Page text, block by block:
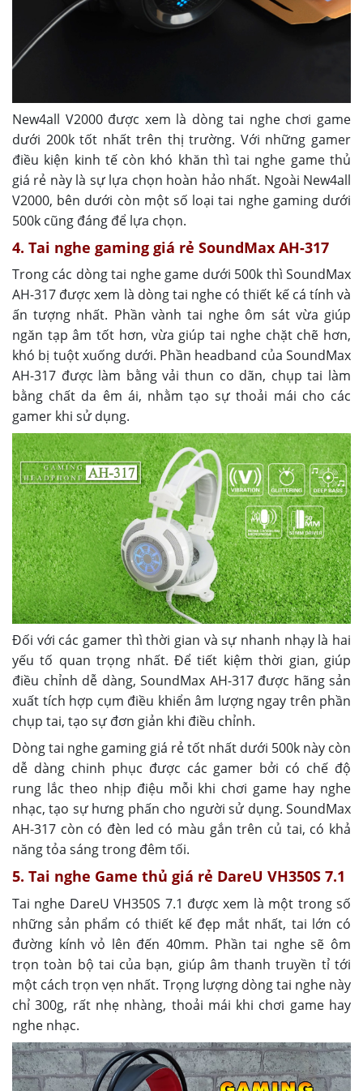
New4all V2000 được xem là dòng tai nghe chơi game
dưới 200k tốt nhất trên thị trường. Với những gamer
điều kiện kinh tế còn khó khăn thì tai nghe game thủ
giá rẻ này là sự lựa chọn hoàn hảo nhất. Ngoài New4all
V2000, bên dưới còn một số loại tai nghe gaming dưới
500k cũng đáng để lựa chọn.
4. Tai nghe gaming giá rẻ SoundMax AH-317
Trong các dòng tai nghe game dưới 500k thì SoundMax
AH-317 được xem là dòng tai nghe có thiết kế cá tính và
ấn tượng nhất. Phần vành tai nghe ôm sát vừa giúp
ngăn tạp âm tốt hơn, vừa giúp tai nghe chặt chẽ hơn,
khó bị tuột xuống dưới. Phần headband của SoundMax
AH-317 được làm bằng vải thun co dãn, chụp tai làm
bằng chất da êm ái, nhằm tạo sự thoải mái cho các
gamer khi sử dụng.
Đối với các gamer thì thời gian và sự nhanh nhạy là hai
yếu tố quan trọng nhất. Để tiết kiệm thời gian, giúp
điều chỉnh dễ dàng, SoundMax AH-317 được hãng sản
xuất tích hợp cụm điều khiển âm lượng ngay trên phần
chụp tai, tạo sự đơn giản khi điều chỉnh.
Dòng tai nghe gaming giá rẻ tốt nhất dưới 500k này còn
dễ dàng chinh phục được các gamer bởi có chế độ
rung lắc theo nhịp điệu mỗi khi chơi game hay nghe
nhạc, tạo sự hưng phấn cho người sử dụng. SoundMax
AH-317 còn có đèn led có màu gắn trên củ tai, có khả
năng tỏa sáng trong đêm tối.
5. Tai nghe Game thủ giá rẻ DareU VH350S 7.1
Tai nghe DareU VH350S 7.1 được xem là một trong số
những sản phẩm có thiết kế đẹp mắt nhất, tai lớn có
đường kính vỏ lên đến 40mm. Phần tai nghe sẽ ôm
trọn toàn bộ tai của bạn, giúp âm thanh truyền tỉ tới
một cách trọn vẹn nhất. Trọng lượng dòng tai nghe này
chỉ 300g, rất nhẹ nhàng, thoải mái khi chơi game hay
nghe nhạc.